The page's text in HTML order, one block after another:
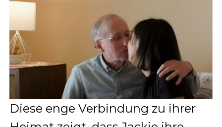
Diese enge Verbindung zu ihrer